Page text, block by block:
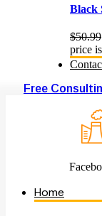
Black
$50.99
price
Free
Home